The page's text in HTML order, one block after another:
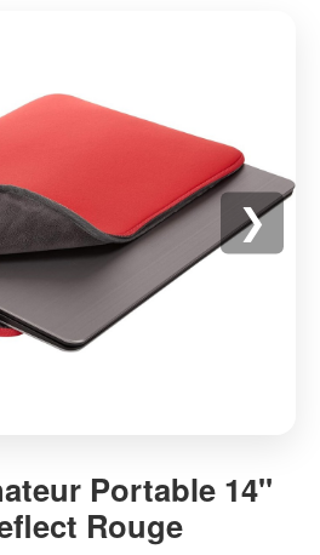
❯
Portable 14"
Rouge